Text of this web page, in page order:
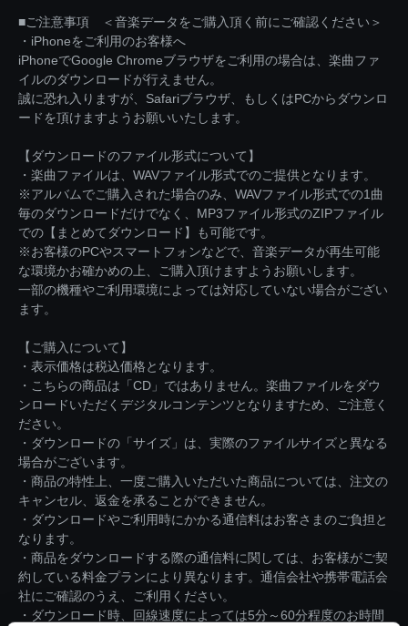
■ご注意事項 ＜音楽データをご購入頂く前にご確認ください＞
・iPhoneをご利用のお客様へ
iPhoneでGoogle Chromeブラウザをご利用の場合は、楽曲ファ
イルのダウンロードが行えません。
誠に恐れ入りますが、Safariブラウザ、もしくはPCからダウンロ
ードを頂けますようお願いいたします。
【ダウンロードのファイル形式について】
・楽曲ファイルは、WAVファイル形式でのご提供となります。
※アルバムでご購入された場合のみ、WAVファイル形式での1曲
毎のダウンロードだけでなく、MP3ファイル形式のZIPファイル
での【まとめてダウンロード】も可能です。
※お客様のPCやスマートフォンなどで、音楽データが再生可能
な環境かお確かめの上、ご購入頂けますようお願いします。
一部の機種やご利用環境によっては対応していない場合がござい
ます。
【ご購入について】
・表示価格は税込価格となります。
・こちらの商品は「CD」ではありません。楽曲ファイルをダウ
ンロードいただくデジタルコンテンツとなりますため、ご注意く
ださい。
・ダウンロードの「サイズ」は、実際のファイルサイズと異なる
場合がございます。
・商品の特性上、一度ご購入いただいた商品については、注文の
キャンセル、返金を承ることができません。
・ダウンロードやご利用時にかかる通信料はお客さまのご負担と
なります。
・商品をダウンロードする際の通信料に関しては、お客様がご契
約している料金プランにより異なります。通信会社や携帯電話会
社にご確認のうえ、ご利用ください。
・ダウンロード時、回線速度によっては5分～60分程度のお時間